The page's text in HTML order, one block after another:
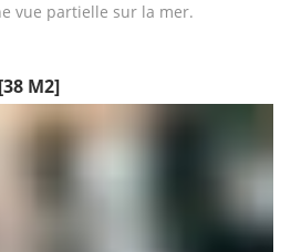
vue partielle sur la mer.
[38 M2]